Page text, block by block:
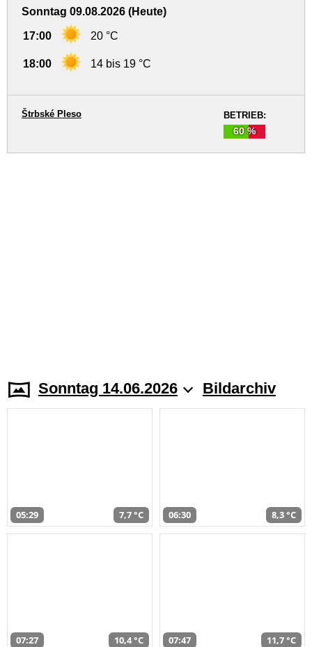
Sonntag 09.08.2026 (Heute)
17:00 20 °C
18:00 14 bis 19 °C
BETRIEB:
60 %
Štrbské Pleso
Sonntag 14.06.2026 Bildarchiv
05:29 7,7 °C 06:30 8,3 °C
07:27 10,4 °C 07:47 11,7 °C